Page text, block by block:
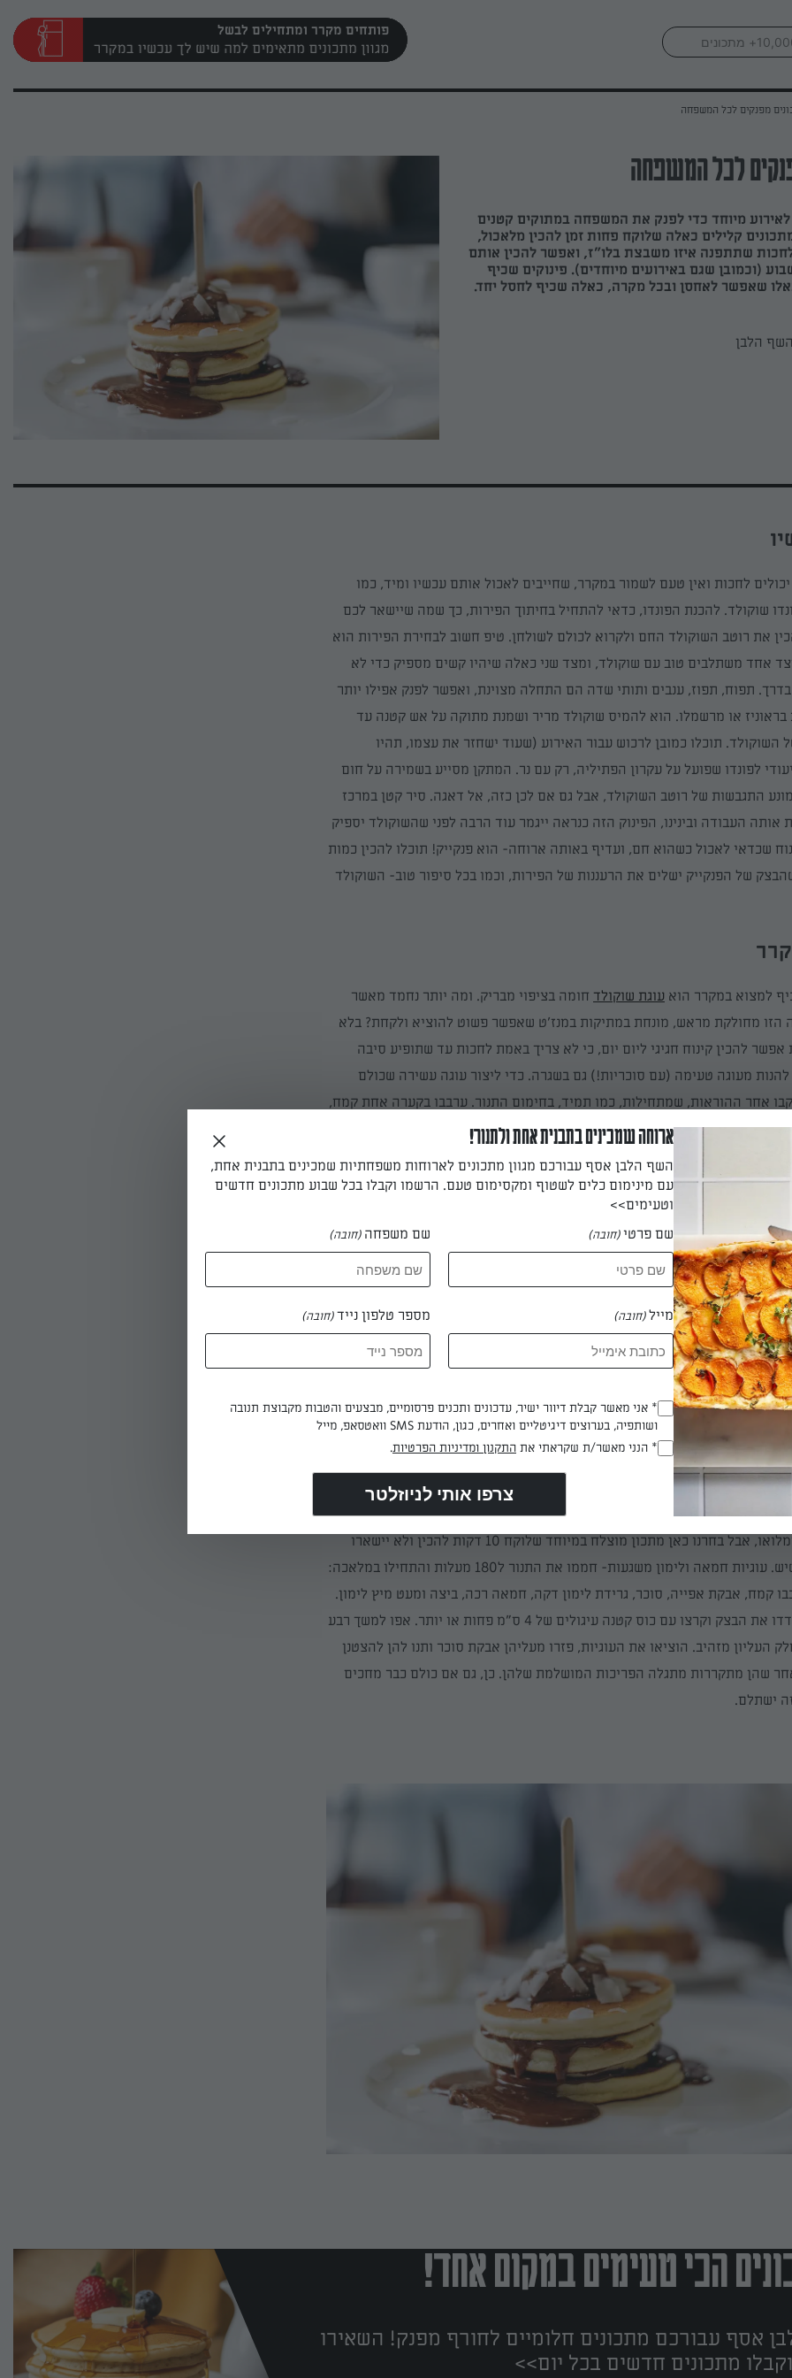
פותחים מקרר ומתחילים לבשל
מפנקים לכל המשפחה
לכל המשפחה
מיוחד כדי לפנק את המשפחה במתוקים קטנים
קלילים כאלה שלוקח פחות זמן להכין מלאכול,
שתתפנה איזו משבצת בלו"ז, ואפשר להכין אותם
(וכמובן שגם באירועים מיוחדים). פינוקים שכיף
שאפשר לאחסן ובכל מקרה, כאלה שכיף לחסל יחד.
הלבן
לחכות ואין טעם לשמור במקרר, שחייבים לאכול אותם עכשיו ומיד, כמו
שוקולד. להכנת הפונדו, כדאי להתחיל בחיתוך הפירות, כך שמה שיישאר לכם
את רוטב השוקולד החם ולקרוא לכולם לשולחן. טיפ חשוב לבחירת הפירות הוא
אחד משתלבים טוב עם שוקולד, ומצד שני כאלה שיהיו קשים מספיק כדי לא
תפוח, תפוז, ענבים ותותי שדה הם התחלה מצוינת, ואפשר לפנק אפילו יותר
בראוניז או מרשמלו. הוא להמיס שוקולד מריר ושמנת מתוקה על אש קטנה עד
תוכלו כמובן לרכוש עבור האירוע (שעוד ישחזר את עצמו, תהיו
לפונדו שפועל על עקרון הפתיליה, רק עם נר. המתקן מסייע בשמירה על חום
התגבשות של רוטב השוקולד, אבל גם אם לכן כזה, אל דאגה. סיר קטן במרכז
העבודה ובינינו, הפינוק הזה כנראה ייגמר עוד הרבה לפני שהשוקולד יספיק
שכדאי לאכול כשהוא חם, ועדיף באותה ארוחה- הוא פנקייק! תוכלו להכין כמות
הבצק של הפנקייק ישלים את הרעננות של הפירות, וכמו בכל סיפור טוב- השוקולד
למצוא במקרר הוא עוגת שוקולד חומה בציפוי מבריק. ומה יותר נחמד מאשר
הזו מחולקת מראש, מונחת במתיקות במנז'ט שאפשר פשוט להוציא ולקחת? בלא
להכין קינוח חגיגי ליום יום, כי לא צריך באמת לחכות עד שתופיע סיבה
מעוגה טעימה (עם סוכריות!) גם בשגרה. כדי ליצור עוגה עשירה שכולם
אחר ההוראות, שמתחילות, כמו תמיד, בחימום התנור. ערבבו בקערה אחת קמח,
סוכר, ביצים, שמן ומים רותחים עד לקבל תערובת חלקה בלי גושים. לאחר מכן,
תבניות אינגליש קייק
והוציאו לקירור. כמה דקות לקראת סיום האפייה, התחילו בהכנתה ציפוי:
קוביות שוקולד מריר ושמנת מתוקה, וצקו על העוגה לפני שהיא מספיקה להתקרר.
לקוביות, הכניסו כל פרוסה למנז'ט משל עצמה ואחסנו בתוך קופסה מרובעת
אחר שלוקח אפילו עוד פחות זמן הוא החטיף המוצלח ביותר מבית אמא
אגוז ותמר, עם טוויסט- גלענו כמות יפה של תמרים, ואם תרצו, בשיתוף
תמר בשקד או אגוז מלך. טבלו חצי מהכריך הענוג הזה בציפוי שוקולד (אפשר
מהעוגה), הניחו בעדינות במנז'ט
השיש
לדור הצעיר, וגם למבוגרים מגיע רגע מתוק באמצע היום. עוגיות הן פתרון אלגנטי
בכל פעם שדרוש משהו מתוק וקטן שאפשר לחטוף על הדרך.
לקופסה שתיקחו לעבודה (אם יישארו), וקלסיות לנשנוש ליד הקפה בזמן
כך הרבה יתרונות, שאפשר לשכוח שלוקח בדיוק 10 דקות להכין אותן.
אבל בחרנו כאן מתכון
מוצלח במיוחד שלוקח 10 דקות להכין ולא יישארו
עוגיות חמאה ולימון משגעות-
חממו את התנור ל180 מעלות והתחילו במלאכה:
קמח, אבקת אפייה, סוכר, גרידת לימון דקה, חמאה רכה, ביצה ומעט מיץ לימון.
על נייר אפייה, רדדו את הבצק וקרצו עם כוס קטנה עיגולים של 4 ס"מ פחות או יותר. אפו למשך רבע
העליון מזהיב. הוציאו את העוגיות, פזרו מעליהן אבקת סוכר ותנו להן להצטנן
שהן מתקררות מתגלה הפריכות המושלמת שלהן. כן, גם אם כולם כבר מחכים
ישתלם.
הכי טעימים במקום אחד!
אסף עבורכם מתכונים חלומיים לחורף מפנק! השאירו
מתכונים חדשים בכל יום>>
ארוחה שמכינים בתבנית אחת ולתנור!
השף הלבן אסף עבורכם מגוון מתכונים לארוחות משפחתיות שמכינים בתבנית אחת,
עם מינימום כלים לשטוף ומקסימום טעם. הרשמו וקבלו בכל שבוע מתכונים חדשים
וטעימים>>
שם פרטי(חובה) שם משפחה (חובה)
מייל(חובה) מספר טלפון נייד(חובה)
(חובה)
* אני מאשר קבלת דיוור ישיר, עדכונים ותכנים פרסומיים, מבצעים והטבות מקבוצת תנובה
ושותפיה, בערוצים דיגיטליים ואחרים, כגון, הודעת SMS וואטסאפ, מייל
(חובה)
* הנני מאשר/ת שקראתי את התקנון ומדיניות הפרטיות.